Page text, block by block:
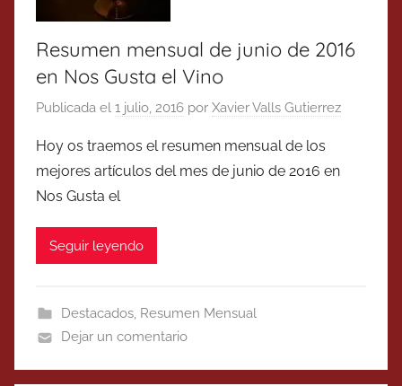
Resumen mensual de junio de 2016
en Nos Gusta el Vino
Publicada el 1 julio, 2016 por Xavier Valls Gutierrez
Hoy os traemos el resumen mensual de los
mejores artículos del mes de junio de 2016 en
Nos Gusta el
Seguir leyendo
Destacados, Resumen Mensual
Dejar un comentario